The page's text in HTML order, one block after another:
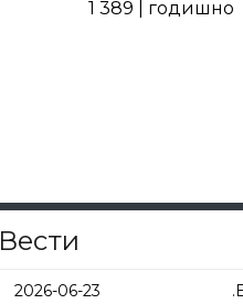
1 389 | годишно
Вести
2026-06-23